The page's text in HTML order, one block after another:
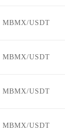
MBMX/USDT
MBMX/USDT
MBMX/USDT
MBMX/USDT